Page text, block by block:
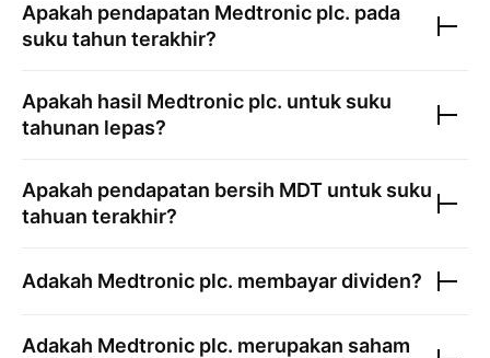
Apakah pendapatan Medtronic plc. pada
suku tahun terakhir?
Apakah hasil Medtronic plc. untuk suku
tahunan lepas?
Apakah pendapatan bersih MDT untuk suku
tahuan terakhir?
Adakah Medtronic plc. membayar dividen?
Adakah Medtronic plc. merupakan saham